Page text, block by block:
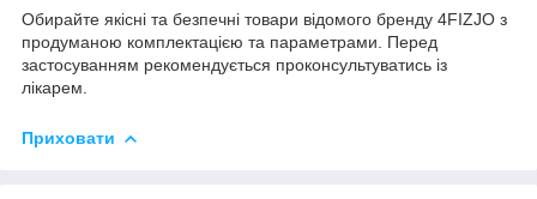
Обирайте якісні та безпечні товари відомого бренду 4FIZJO з
продуманою комплектацією та параметрами. Перед
застосуванням рекомендується проконсультуватись із
лікарем.
Приховати